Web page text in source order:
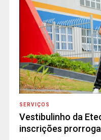
SERVIÇOS
Vestibulinho da
inscrições